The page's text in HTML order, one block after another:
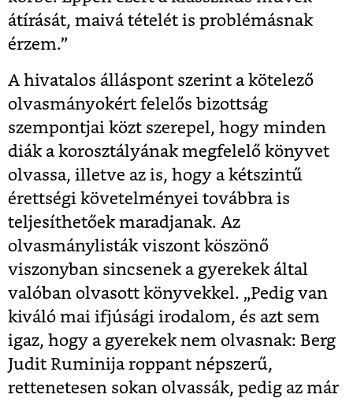
átírását, maivá tételét is problémásnak
érzem.”
A hivatalos álláspont szerint a kötelező
olvasmányokért felelős bizottság
szempontjai közt szerepel, hogy minden
diák a korosztályának megfelelő könyvet
olvassa, illetve az is, hogy a kétszintű
érettségi követelményei továbbra is
teljesíthetőek maradjanak. Az
olvasmánylisták viszont köszönő
viszonyban sincsenek a gyerekek által
valóban olvasott könyvekkel. „Pedig van
kiváló mai ifjúsági irodalom, és azt sem
igaz, hogy a gyerekek nem olvasnak: Berg
Judit Ruminija roppant népszerű,
rettenetesen sokan olvassák, pedig az már